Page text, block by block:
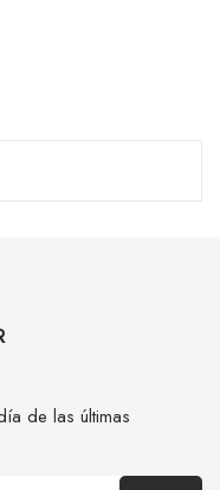
de las últimas